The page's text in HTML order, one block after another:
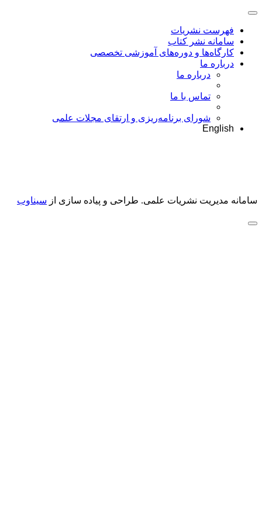
فهرست نشریات
سامانه نشر کتاب
کارگاه‌ها و دوره‌های آموزشی تخصصی
درباره ما
درباره ما
تماس با ما
شورای برنامه‌ریزی و ارتقای مجلات علمی
English
سامانه مدیریت نشریات علمی. طراحی و پیاده سازی از سیناوب